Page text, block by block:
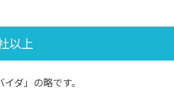
以上
ダ」の略です。